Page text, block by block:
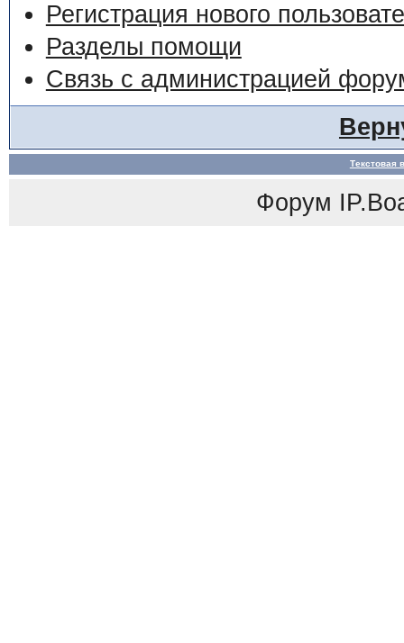
Регистрация нового
Разделы помощи
Связь с администрацией
Текстовая
Форум